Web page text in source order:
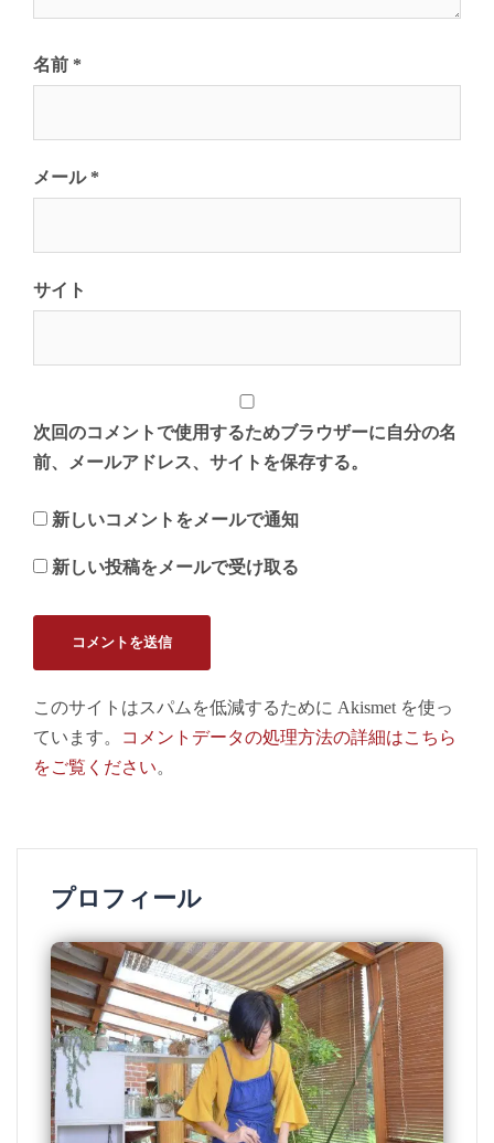
名前 *
メール *
サイト
次回のコメントで使用するためブラウザーに自分の名
前、メールアドレス、サイトを保存する。
新しいコメントをメールで通知
新しい投稿をメールで受け取る
このサイトはスパムを低減するために Akismet を使っ
ています。
コメントデータの処理方法の詳細はこちら
をご覧ください。
プロフィール